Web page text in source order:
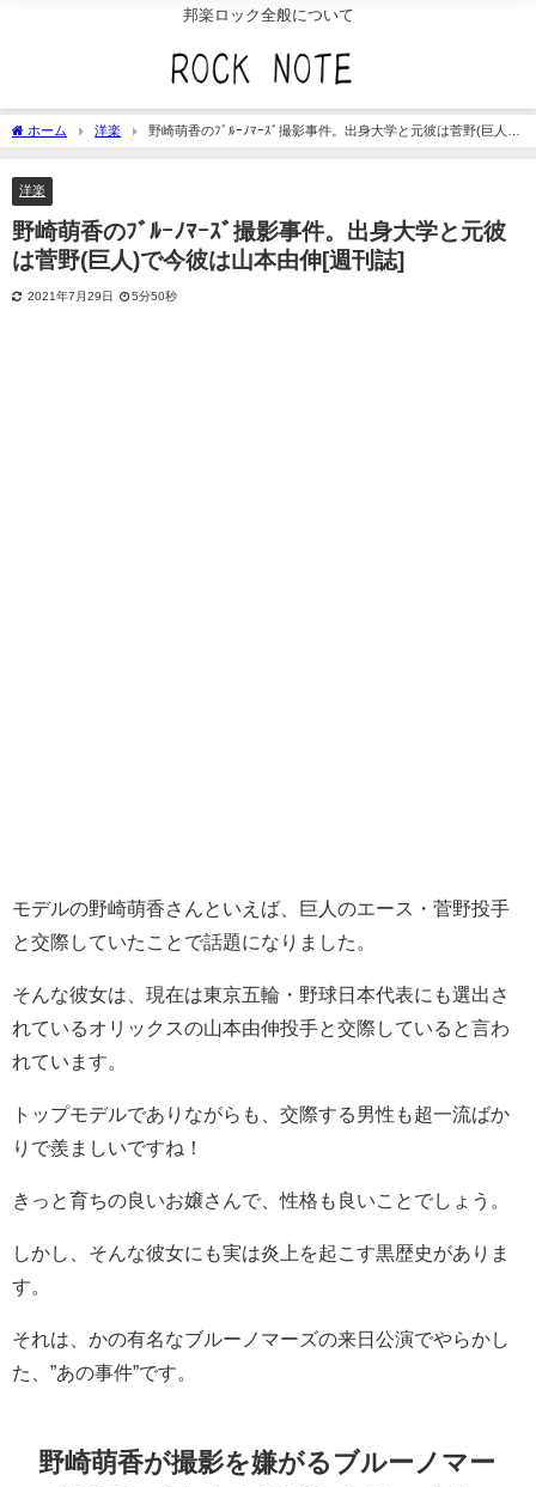
邦楽ロック全般について
ホーム 洋楽
野崎萌香のﾌﾞﾙｰﾉﾏｰｽﾞ撮影事件。出身大学と元彼は菅野(巨人)
で今彼は山本由伸[週刊誌]
洋楽
野崎萌香のﾌﾞﾙｰﾉﾏｰｽﾞ撮影事件。出身大学と元彼
は菅野(巨人)で今彼は山本由伸[週刊誌]
2021年7月29日 5分50秒
モデルの野崎萌香さんといえば、巨人のエース・菅野投手
と交際していたことで話題になりました。
そんな彼女は、現在は東京五輪・野球日本代表にも選出さ
れているオリックスの山本由伸投手と交際していると言わ
れています。
トップモデルでありながらも、交際する男性も超一流ばか
りで羨ましいですね！
きっと育ちの良いお嬢さんで、性格も良いことでしょう。
しかし、そんな彼女にも実は炎上を起こす黒歴史がありま
す。
それは、かの有名なブルーノマーズの来日公演でやらかし
た、”あの事件”です。
野崎萌香が撮影を嫌がるブルーノマー